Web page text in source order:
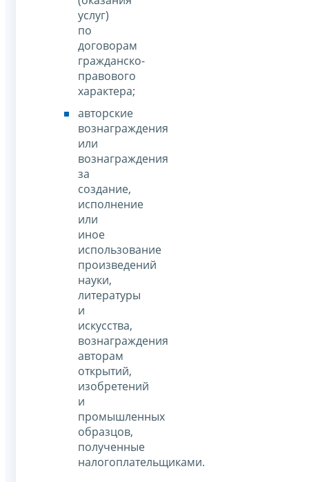
услуг)
по
договорам
гражданско-
правового
характера;
авторские
вознаграждения
или
вознаграждения
за
создание,
исполнение
или
иное
использование
произведений
науки,
литературы
и
искусства,
вознаграждения
авторам
открытий,
изобретений
и
промышленных
образцов,
полученные
налогоплательщиками.